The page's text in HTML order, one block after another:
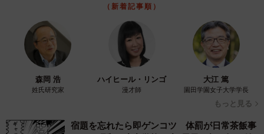
（新着記事順）
森岡 浩
姓氏研究家
ハイヒール・リンゴ
漫才師
大江 篤
園田学園女子大学学長
もっと見る
宿題を忘れたら即ゲンコツ 体罰が日常茶飯事